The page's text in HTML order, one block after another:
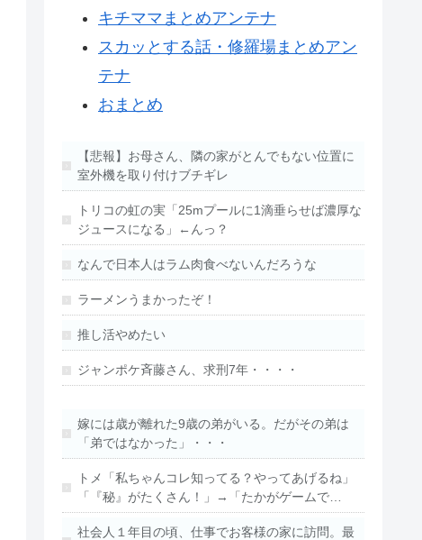
キチママまとめアンテナ
スカッとする話・修羅場まとめアン
テナ
おまとめ
【悲報】お母さん、隣の家がとんでもない位置に
室外機を取り付けブチギレ
トリコの虹の実「25mプールに1滴垂らせば濃厚な
ジュースになる」←んっ？
なんで日本人はラム肉食べないんだろうな
ラーメンうまかったぞ！
推し活やめたい
ジャンポケ斉藤さん、求刑7年・・・・
嫁には歳が離れた9歳の弟がいる。だがその弟は
「弟ではなかった」・・・
トメ「私ちゃんコレ知ってる？やってあげるね」
「『秘』がたくさん！」→「たかがゲームで…
社会人１年目の頃、仕事でお客様の家に訪問。最